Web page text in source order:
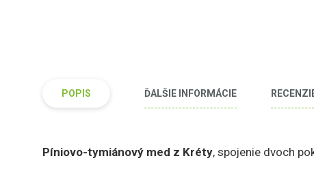
POPIS ĎALŠIE INFORMÁCIE
Píniovo-tymiánový med z Kréty, spojenie dvoch